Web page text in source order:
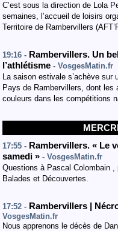
C’est sous la direction de Lola
semaines, l’accueil de loisirs
Territoire de Rambervillers
19:16 - Rambervillers. Un
l’athlétisme - VosgesMatin.fr
La saison estivale s’achève sur
Pays de Rambervillers, dont
couleurs dans les compétitions
17:55 - Rambervillers. « Le
samedi » - VosgesMatin.fr
Questions à Pascal Colombain ,
Balades et Découvertes.
17:52 - Rambervillers |
VosgesMatin.fr
Nous apprenons le décès de